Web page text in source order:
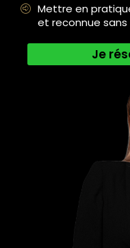
Mettre en
et reconnue
Je